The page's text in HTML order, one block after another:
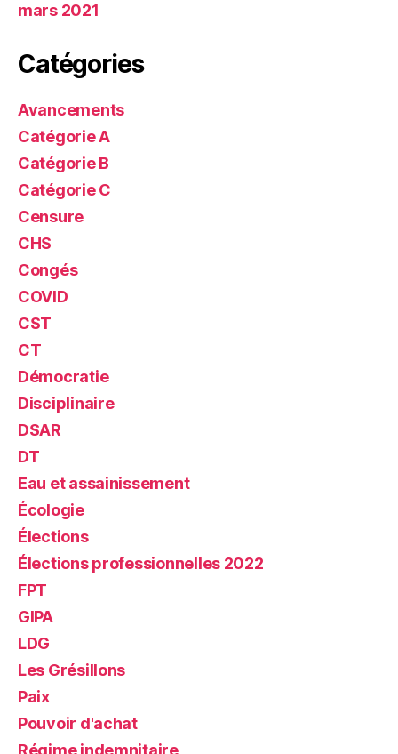
mars 2021
Catégories
Avancements
Catégorie A
Catégorie B
Catégorie C
Censure
CHS
Congés
COVID
CST
CT
Démocratie
Disciplinaire
DSAR
DT
Eau et assainissement
Écologie
Élections
Élections professionnelles 2022
FPT
GIPA
LDG
Les Grésillons
Paix
Pouvoir d'achat